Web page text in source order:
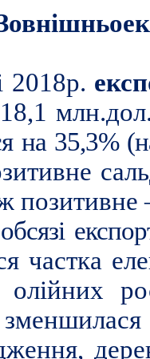
2018р.
на 35,3%
частка
олійних